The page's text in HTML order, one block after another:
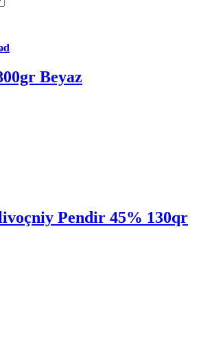
Beyaz
Pendir 45% 130qr